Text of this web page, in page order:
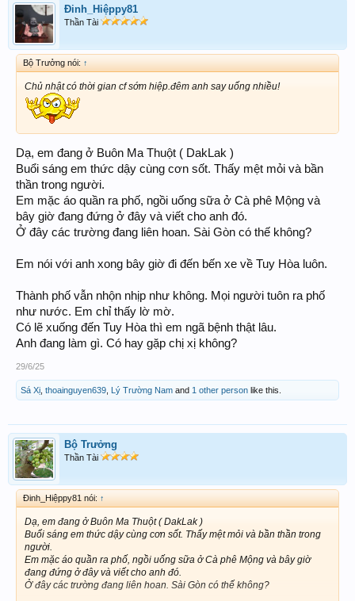
Đinh_Hiệppy81
Thần Tài
Bộ Trưởng nói: ↑
Chủ nhật có thời gian cf sớm hiệp.đêm anh say uống nhiều!
Dạ, em đang ở Buôn Ma Thuột ( DakLak )
Buổi sáng em thức dậy cùng cơn sốt. Thấy mệt mỏi và bần
thần trong người.
Em mặc áo quần ra phố, ngồi uống sữa ở Cà phê Mộng và
bây giờ đang đứng ở đây và viết cho anh đó.
Ở đây các trường đang liên hoan. Sài Gòn có thế không?
Em nói với anh xong bây giờ đi đến bến xe về Tuy Hòa luôn.
Thành phố vẫn nhộn nhịp như không. Mọi người tuôn ra phố
như nước. Em chỉ thấy lờ mờ.
Có lẽ xuống đến Tuy Hòa thì em ngã bệnh thật lâu.
Anh đang làm gì. Có hay gặp chị xị không?
29/6/25
Sá Xị thoainguyen639 Lý Trường Nam and 1 other person like this.
Bộ Trưởng
Thần Tài
Đinh_Hiệppy81 nói: ↑
Dạ, em đang ở Buôn Ma Thuột ( DakLak )
Buổi sáng em thức dậy cùng cơn sốt. Thấy mệt mỏi và bần thần trong
người.
Em mặc áo quần ra phố, ngồi uống sữa ở Cà phê Mộng và bây giờ
đang đứng ở đây và viết cho anh đó.
Ở đây các trường đang liên hoan. Sài Gòn có thế không?